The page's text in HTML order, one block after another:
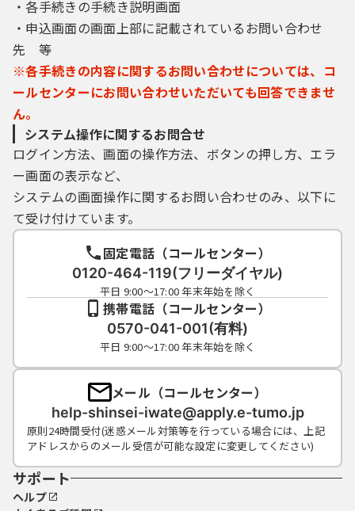
・各手続きの手続き説明画面
・申込画面の画面上部に記載されているお問い合わせ
先 等
※各手続きの内容に関するお問い合わせについては、コ
ールセンターにお問い合わせいただいても回答できませ
ん。
システム操作に関するお問合せ
ログイン方法、画面の操作方法、ボタンの押し方、エラ
ー画面の表示など、
システムの画面操作に関するお問い合わせのみ、以下に
て受け付けています。
固定電話（コールセンター）
0120-464-119(フリーダイヤル)
平日 9:00～17:00 年末年始を除く
携帯電話（コールセンター）
0570-041-001(有料)
平日 9:00～17:00 年末年始を除く
メール（コールセンター）
help-shinsei-iwate@apply.e-tumo.jp
原則24時間受付(迷惑メール対策等を行っている場合には、上記
アドレスからのメール受信が可能な設定に変更してください)
サポート
ヘルプ